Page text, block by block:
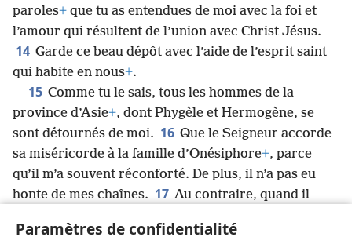
Paramètres de confidentialité
paroles+ que tu as entendues de moi avec la foi et
l’amour qui résultent de l’union avec Christ Jésus.
14 Garde ce beau dépôt avec l’aide de l’esprit saint
qui habite en nous+.
15 Comme tu le sais, tous les hommes de la
province d’Asie+, dont Phygèle et Hermogène, se
sont détournés de moi. 16 Que le Seigneur accorde
sa miséricorde à la famille d’Onésiphore+, parce
qu’il m’a souvent réconforté. De plus, il n’a pas eu
honte de mes chaînes. 17 Au contraire, quand il
trouvé. 18 Que le Seigneur lui accorde de trouver